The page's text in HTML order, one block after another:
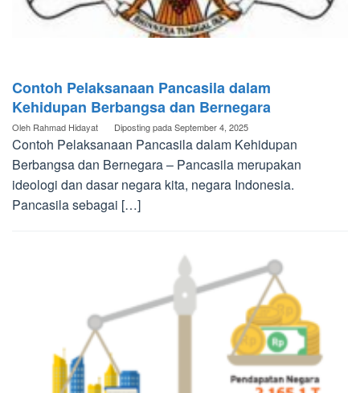
Contoh Pelaksanaan Pancasila dalam
Kehidupan Berbangsa dan Bernegara
Oleh Rahmad Hidayat Diposting padaSeptember 4, 2025
Contoh Pelaksanaan Pancasila dalam Kehidupan
Berbangsa dan Bernegara – Pancasila merupakan
ideologi dan dasar negara kita, negara Indonesia.
Pancasila sebagai […]